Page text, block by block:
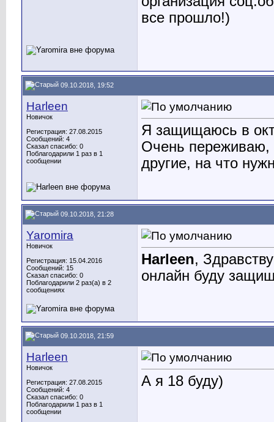
все прошло!)
09.10.2018, 19:52
Harleen
Новичок
Регистрация: 27.08.2015
Сообщений: 4
Сказал спасибо: 0
Поблагодарили 1 раз в 1
сообщении
Я защищаюсь в
Очень переживаю,
другие, на что
09.10.2018, 21:28
Yaromira
Новичок
Регистрация: 15.04.2016
Сообщений: 15
Сказал спасибо: 0
Поблагодарили 2 раз(а) в 2
сообщениях
Harleen,
онлайн буду
09.10.2018, 21:59
Harleen
Новичок
Регистрация: 27.08.2015
Сообщений: 4
Сказал спасибо: 0
Поблагодарили 1 раз в 1
сообщении
А я 18 буду)